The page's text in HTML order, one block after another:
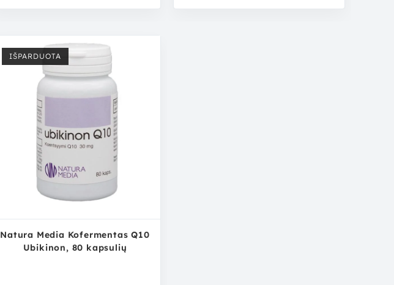
IŠPARDUOTA
Natura Media Kofermentas Q10
Ubikinon, 80 kapsulių